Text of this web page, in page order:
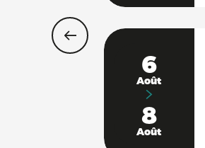
6
Août
8
Août